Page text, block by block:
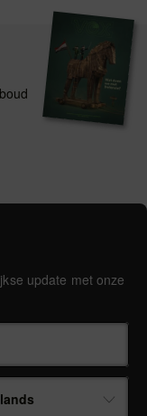
update met onze